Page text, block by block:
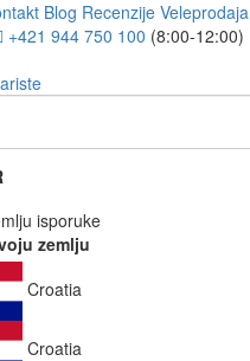
Blog Recenzije Veleprodaja
+421 944 750 100 (8:00-12:00)
isporuke
zemlju
Croatia
Croatia